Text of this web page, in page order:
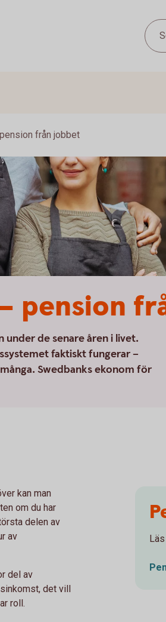
från jobbet
pension
de senare åren i livet.
faktiskt fungerar –
Swedbanks ekonom för
kan man
om du har
delen av
av
del av
det vill
roll.